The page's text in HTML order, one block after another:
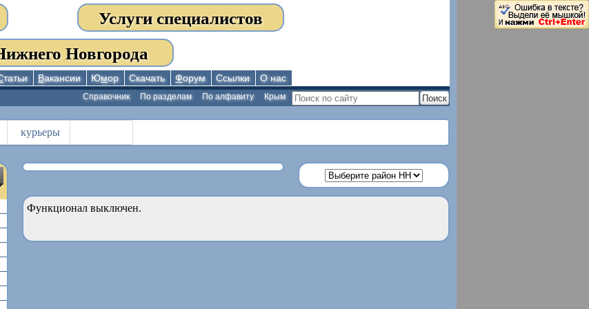
Услуги специалистов
Новгорода
татьи Вакансии Юмор Скачать Форум Ссылки О нас
Крым
По алфавиту
По разделам
Справочник
курьеры
Функционал выключен.